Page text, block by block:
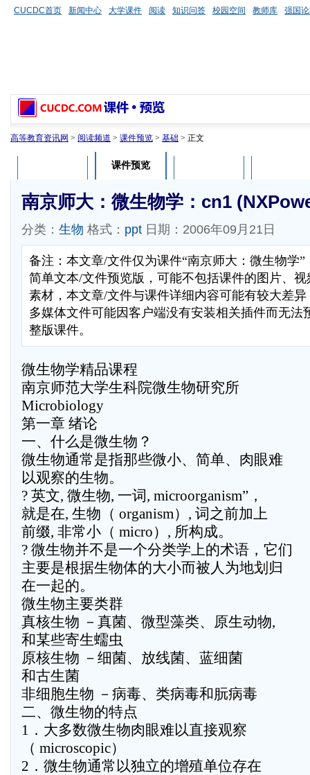
CUCDC首页 新闻中心 大学课件 阅读 知识问答 校园空间 教师库 强国
高等教育资讯网 > 阅读频道 > 课件预览 > 基础 > 正文
课件预览
南京师大：微生物学：cn1
分类： 生物 格式： ppt 日期：2006年09月21日
备注：本文章/文件仅为课件“南京师大：微生物学
简单文本/文件预览版，可能不包括课件的图片、
素材，本文章/文件与课件详细内容可能有较大差
多媒体文件可能因客户端没有安装相关插件而无法
整版课件。
微生物学精品课程
南京师范大学生科院微生物研究所
Microbiology
第一章 绪论
一、什么是微生物？
微生物通常是指那些微小、简单、肉眼难
以观察的生物。
? 英文, 微生物, 一词, microorganism”，
就是在, 生物（ organism）, 词之前加上
前缀, 非常小（ micro）, 所构成。
? 微生物并不是一个分类学上的术语，它们
主要是根据生物体的大小而被人为地划归
在一起的。
微生物主要类群
真核生物 －真菌、微型藻类、原生动物,
和某些寄生蠕虫
原核生物 －细菌、放线菌、蓝细菌
和古生菌
非细胞生物 －病毒、类病毒和朊病毒
二、微生物的特点
1．大多数微生物肉眼难以直接观察
（ microscopic）
2．微生物通常以独立的增殖单位存在